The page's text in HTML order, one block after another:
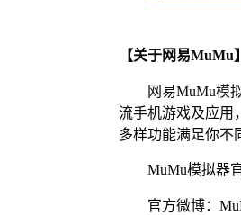
【关于网易MuMu】
网易MuMu模
流手机游戏及应用
多样功能满足你不
MuMu模拟器
官方微博：